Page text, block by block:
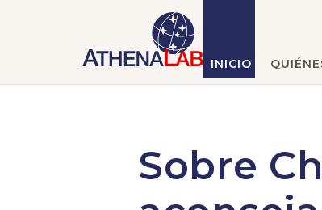
INICIO
Sobre